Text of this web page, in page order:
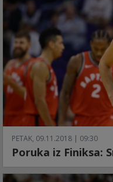
PETAK, 09.11.2018 | 09:30
Poruka iz Finiksa: